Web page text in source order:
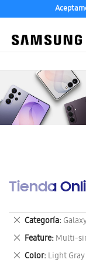
Tienda
Categoría
Eliminar
este
artículo
Feature Multi-
Eliminar
este
Color Light Gray
Eliminar